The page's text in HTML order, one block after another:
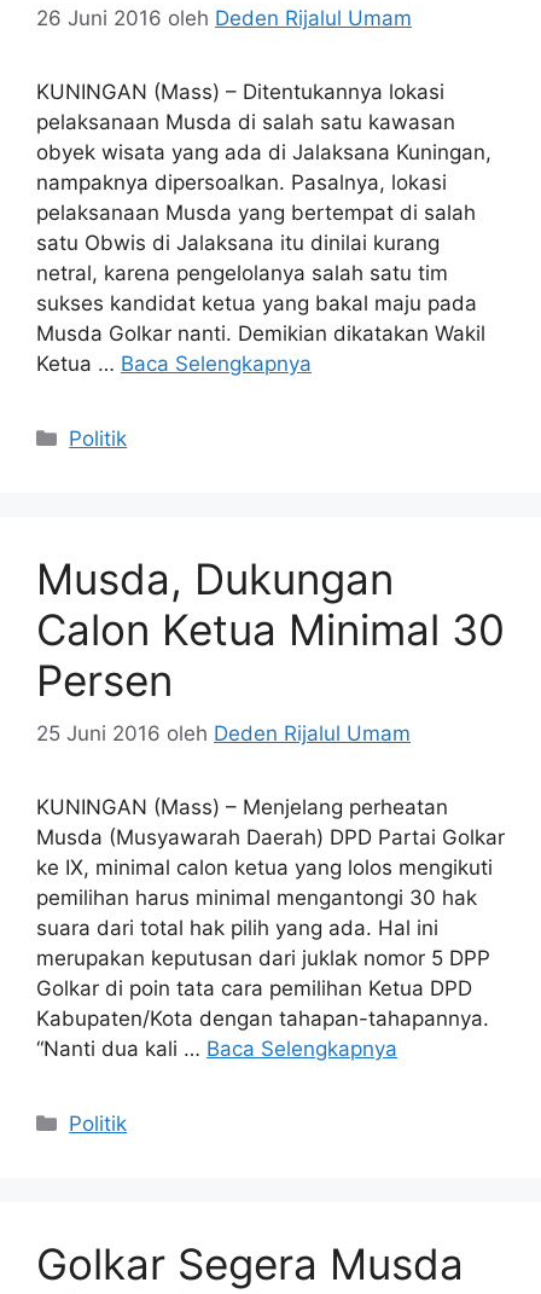
26 Juni 2016 oleh Deden Rijalul Umam
KUNINGAN (Mass) – Ditentukannya lokasi
pelaksanaan Musda di salah satu kawasan
obyek wisata yang ada di Jalaksana Kuningan,
nampaknya dipersoalkan. Pasalnya, lokasi
pelaksanaan Musda yang bertempat di salah
satu Obwis di Jalaksana itu dinilai kurang
netral, karena pengelolanya salah satu tim
sukses kandidat ketua yang bakal maju pada
Musda Golkar nanti. Demikian dikatakan Wakil
Ketua … Baca Selengkapnya
Kategori
Politik
Musda, Dukungan
Calon Ketua Minimal 30
Persen
25 Juni 2016 oleh Deden Rijalul Umam
KUNINGAN (Mass) – Menjelang perheatan
Musda (Musyawarah Daerah) DPD Partai Golkar
ke IX, minimal calon ketua yang lolos mengikuti
pemilihan harus minimal mengantongi 30 hak
suara dari total hak pilih yang ada. Hal ini
merupakan keputusan dari juklak nomor 5 DPP
Golkar di poin tata cara pemilihan Ketua DPD
Kabupaten/Kota dengan tahapan-tahapannya.
“Nanti dua kali … Baca Selengkapnya
Kategori
Politik
Golkar Segera Musda